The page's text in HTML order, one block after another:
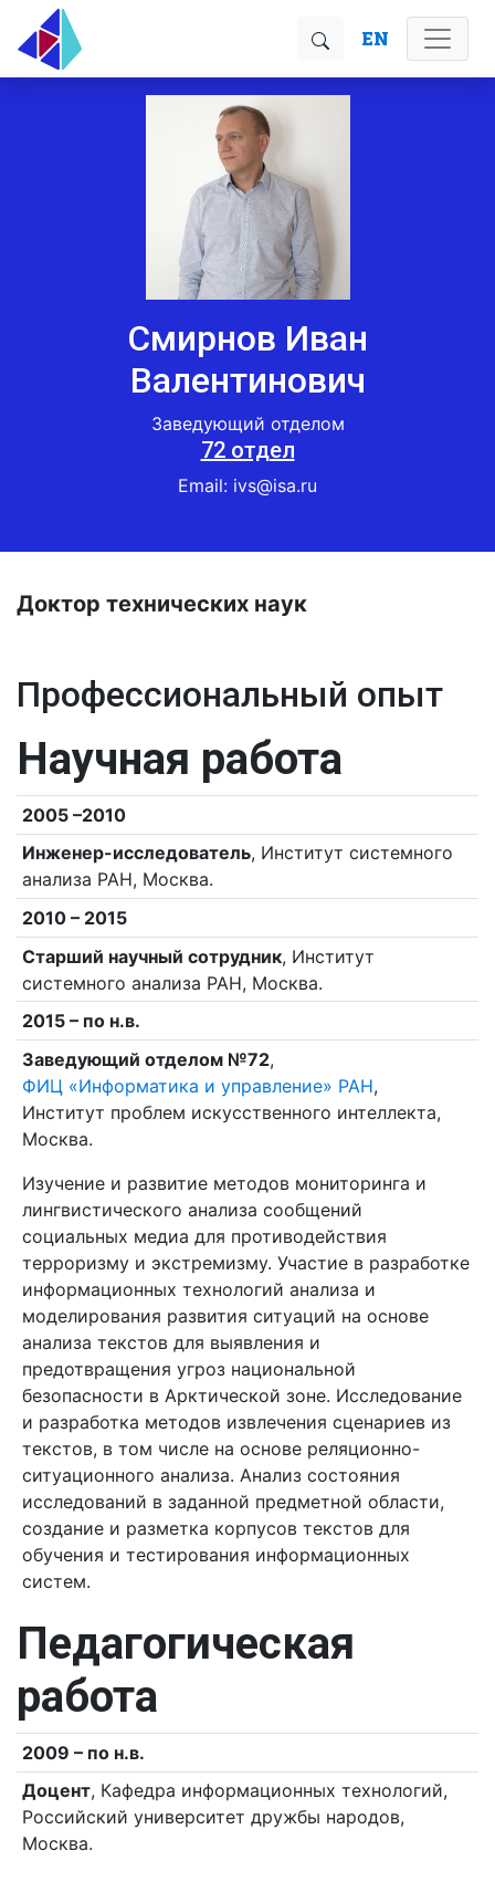
EN
Смирнов Иван
Валентинович
Заведующий отделом
72 отдел
Email: ivs@isa.ru
Доктор технических наук
Профессиональный опыт
Научная работа
2005 –2010
Инженер-исследователь, Институт системного
анализа РАН, Москва.
2010 – 2015
Старший научный сотрудник, Институт
системного анализа РАН, Москва.
2015 – по н.в.
Заведующий отделом №72,
ФИЦ «Информатика и управление» РАН,
Институт проблем искусственного интеллекта,
Москва.
Изучение и развитие методов мониторинга и
лингвистического анализа сообщений
социальных медиа для противодействия
терроризму и экстремизму. Участие в разработке
информационных технологий анализа и
моделирования развития ситуаций на основе
анализа текстов для выявления и
предотвращения угроз национальной
безопасности в Арктической зоне. Исследование
и разработка методов извлечения сценариев из
текстов, в том числе на основе реляционно-
ситуационного анализа. Анализ состояния
исследований в заданной предметной области,
создание и разметка корпусов текстов для
обучения и тестирования информационных
систем.
Педагогическая
работа
2009 – по н.в.
Доцент, Кафедра информационных технологий,
Российский университет дружбы народов,
Москва.